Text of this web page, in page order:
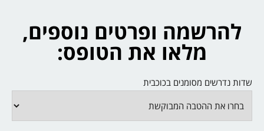
להרשמה ופרטים נוספים,
מלאו את הטופס:
שדות נדרשים מסומנים בכוכבית